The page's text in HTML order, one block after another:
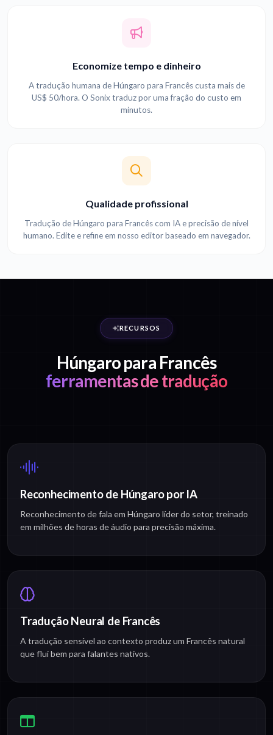
Economize tempo e dinheiro
A tradução humana de Húngaro para Francês custa mais de
US$ 50/hora. O Sonix traduz por uma fração do custo em
minutos.
Qualidade profissional
Tradução de Húngaro para Francês com IA e precisão de nível
humano. Edite e refine em nosso editor baseado em navegador.
RECURSOS
Húngaro para Francês
ferramentas de tradução
Reconhecimento de Húngaro por IA
Reconhecimento de fala em Húngaro líder do setor, treinado
em milhões de horas de áudio para precisão máxima.
Tradução Neural de Francês
A tradução sensível ao contexto produz um Francês natural
que flui bem para falantes nativos.